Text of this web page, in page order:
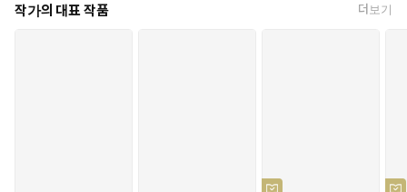
전과를 숨긴 채 억만장자의 집에 가정부로 입주한 나,
작가의 대표 작품 더보기